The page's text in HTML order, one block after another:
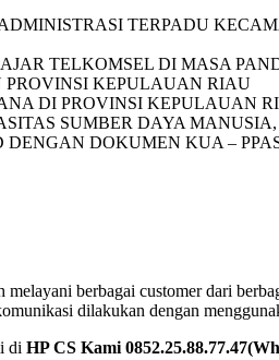
TERPADU
TELKOMSEL DI MASA
KEPULAUAN RIAU
DI PROVINSI KEPULAUAN
SUMBER DAYA
DOKUMEN KUA –
berbagai customer dari
dilakukan dengan
di HP CS Kami